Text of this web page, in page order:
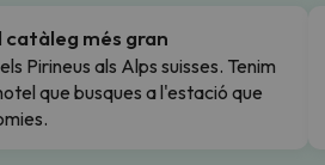
catàleg més gran
Pirineus als Alps suisses. Tenim
que busques a l'estació que